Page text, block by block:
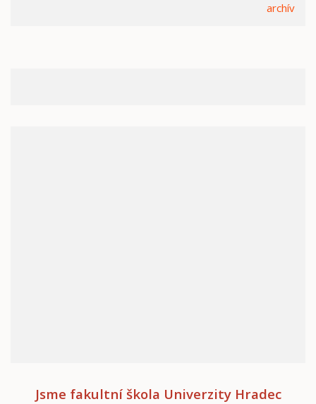
archív
Jsme fakultní škola Univerzity Hradec